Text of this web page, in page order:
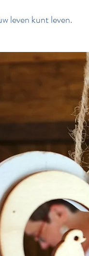
leven kunt leven.